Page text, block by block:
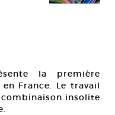
la première
France. Le travail
insolite